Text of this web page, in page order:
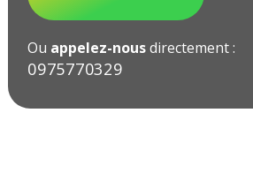
Ou appelez-nousdirectement :
09ㅤ75ㅤ77ㅤ03ㅤ29ㅤ